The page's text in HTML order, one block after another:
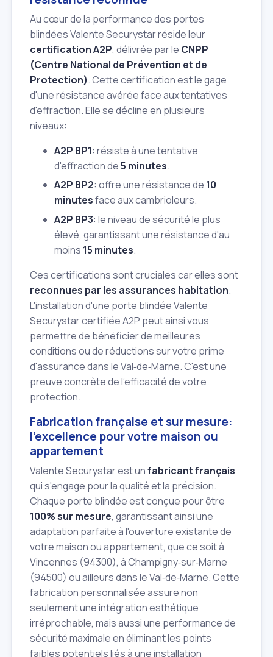
Au cœur de la performance des portes
blindées Valente Securystar réside leur
certification A2P, délivrée par le CNPP
(Centre National de Prévention et de
Protection). Cette certification est le gage
d'une résistance avérée face aux tentatives
d'effraction. Elle se décline en plusieurs
niveaux:
A2P BP1: résiste à une tentative
d'effraction de5 minutes.
A2P BP2: offre une résistance de 10
minutesface aux cambrioleurs.
A2P BP3: le niveau de sécurité le plus
élevé, garantissant une résistance d'au
moins 15 minutes.
Ces certifications sont cruciales car elles sont
reconnues par les assurances habitation.
L'installation d'une porte blindée Valente
Securystar certifiée A2P peut ainsi vous
permettre de bénéficier de meilleures
conditions ou de réductions sur votre prime
d'assurance dans le Val‑de‑Marne. C'est une
preuve concrète de l'efficacité de votre
protection.
Fabrication française et sur mesure:
l'excellence pour votre maison ou
appartement
Valente Securystar est unfabricant français
qui s'engage pour la qualité et la précision.
Chaque porte blindée est conçue pour être
100% sur mesure, garantissant ainsi une
adaptation parfaite à l'ouverture existante de
votre maison ou appartement, que ce soit à
Vincennes (94300), à Champigny‑sur‑Marne
(94500) ou ailleurs dans le Val‑de‑Marne. Cette
fabrication personnalisée assure non
seulement une intégration esthétique
irréprochable, mais aussi une performance de
sécurité maximale en éliminant les points
faibles potentiels liés à une installation